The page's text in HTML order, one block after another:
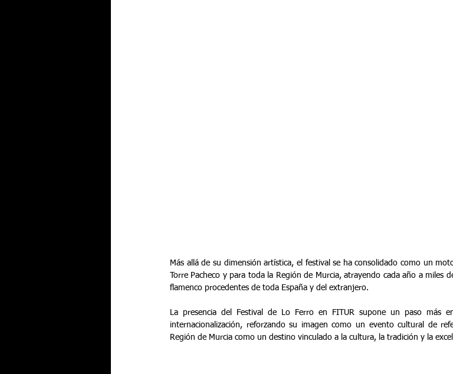
Más allá de su dimensión artística, el festival se ha consolidado como un
Torre Pacheco y para toda la Región de Murcia, atrayendo cada año a miles
flamenco procedentes de toda España y del extranjero.
La presencia del Festival de Lo Ferro en FITUR supone un paso más
internacionalización, reforzando su imagen como un evento cultural de
Región de Murcia como un destino vinculado a la cultura, la tradición y la